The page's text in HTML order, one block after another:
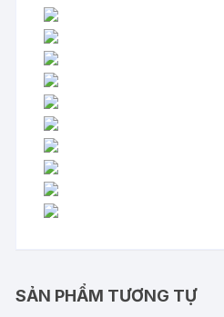
SẢN PHẨM TƯƠNG TỰ